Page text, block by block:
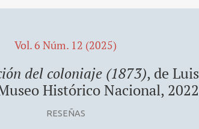
Vol. 6 Núm. 12 (2025)
del coloniaje (1873), de
Histórico Nacional,
RESEÑAS